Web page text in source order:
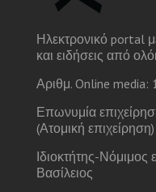
Ηλεκτρονικό portal
και ειδήσεις από
Αριθμ. Online media:
Επωνυμία
(Ατομική επιχείρηση)
Ιδιοκτήτης-
Βασίλειος